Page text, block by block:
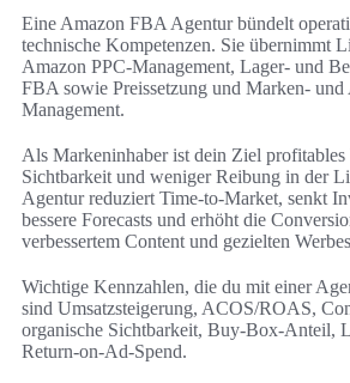
Eine Amazon FBA Agentur bündelt
technische Kompetenzen. Sie übernimmt
Amazon PPC-Management, Lager- und
FBA sowie Preissetzung und Marken- und
Management.
Als Markeninhaber ist dein Ziel profitables
Sichtbarkeit und weniger Reibung in der
Agentur reduziert Time-to-Market, senkt
bessere Forecasts und erhöht die
verbessertem Content und gezielten
Wichtige Kennzahlen, die du mit einer
sind Umsatzsteigerung, ACOS/ROAS,
organische Sichtbarkeit, Buy-Box-Anteil,
Return-on-Ad-Spend.